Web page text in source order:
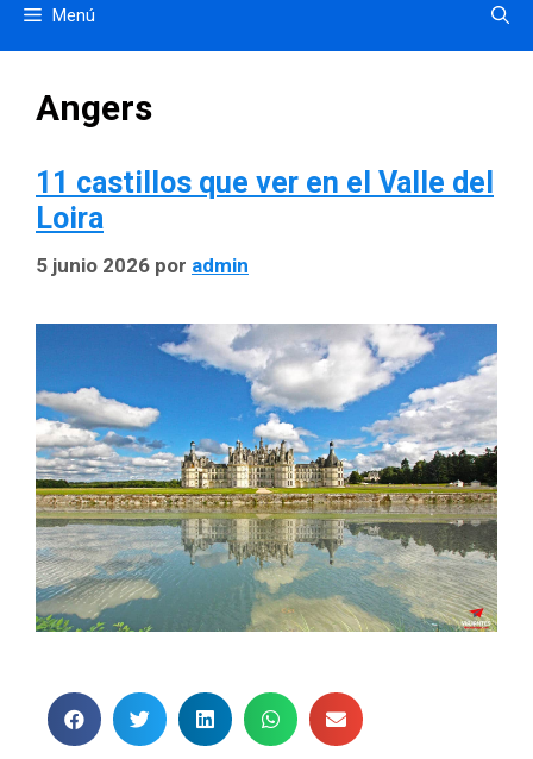
Menú
Angers
11 castillos que ver en el Valle del
Loira
5 junio 2026 por admin